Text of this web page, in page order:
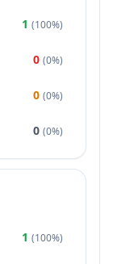
1 (100%)
0 (0%)
0 (0%)
0 (0%)
1 (100%)